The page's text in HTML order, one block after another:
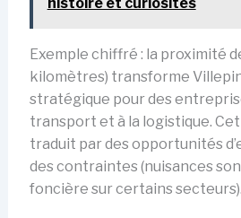
Exemple chiffré : la proximité
kilomètres) transforme
stratégique pour des
transport et à la logistique.
traduit par des opportunités
des contraintes (nuisances
foncière sur certains secteurs).